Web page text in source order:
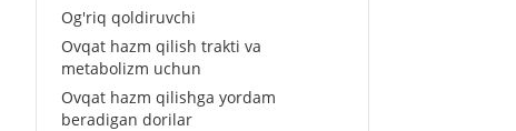
Og'riq qoldiruvchi
Ovqat hazm qilish trakti va
metabolizm uchun
Ovqat hazm qilishga yordam
beradigan dorilar